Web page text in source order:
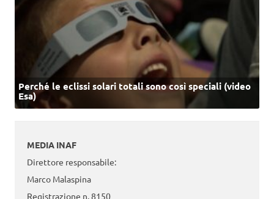
Perché le eclissi solari totali sono così speciali (video
Esa)
MEDIA INAF
Direttore responsabile:
Marco Malaspina
Registrazione n. 8150